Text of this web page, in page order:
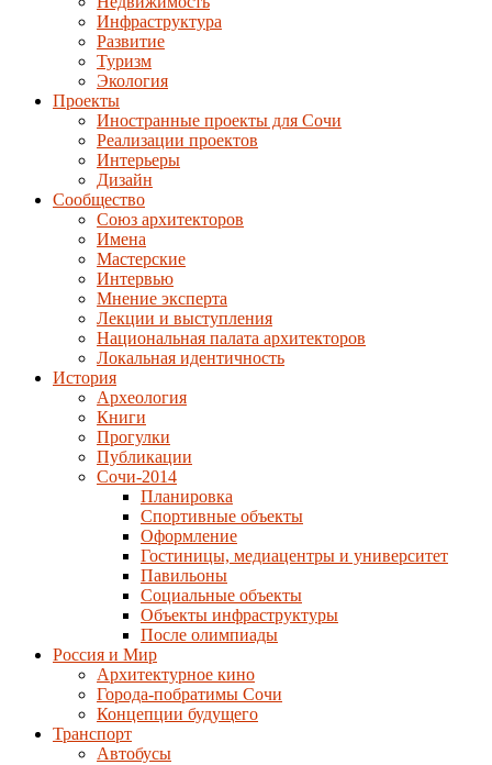
Инфраструктура
Развитие
Туризм
Экология
Проекты
Иностранные проекты для Сочи
Реализации проектов
Интерьеры
Дизайн
Сообщество
Союз архитекторов
Имена
Мастерские
Интервью
Мнение эксперта
Лекции и выступления
Национальная палата архитекторов
Локальная идентичность
История
Археология
Книги
Прогулки
Публикации
Сочи-2014
Планировка
Спортивные объекты
Оформление
Гостиницы, медиацентры и университет
Павильоны
Социальные объекты
Объекты инфраструктуры
После олимпиады
Россия и Мир
Архитектурное кино
Города-побратимы Сочи
Концепции будущего
Транспорт
Автобусы